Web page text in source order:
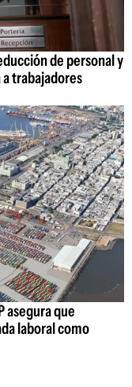
de personal y
trabajadores
asegura que
laboral como